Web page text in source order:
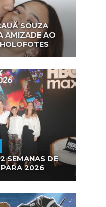
SOUZA
AMIZADE AO
SEMANAS DE
PARA 2026